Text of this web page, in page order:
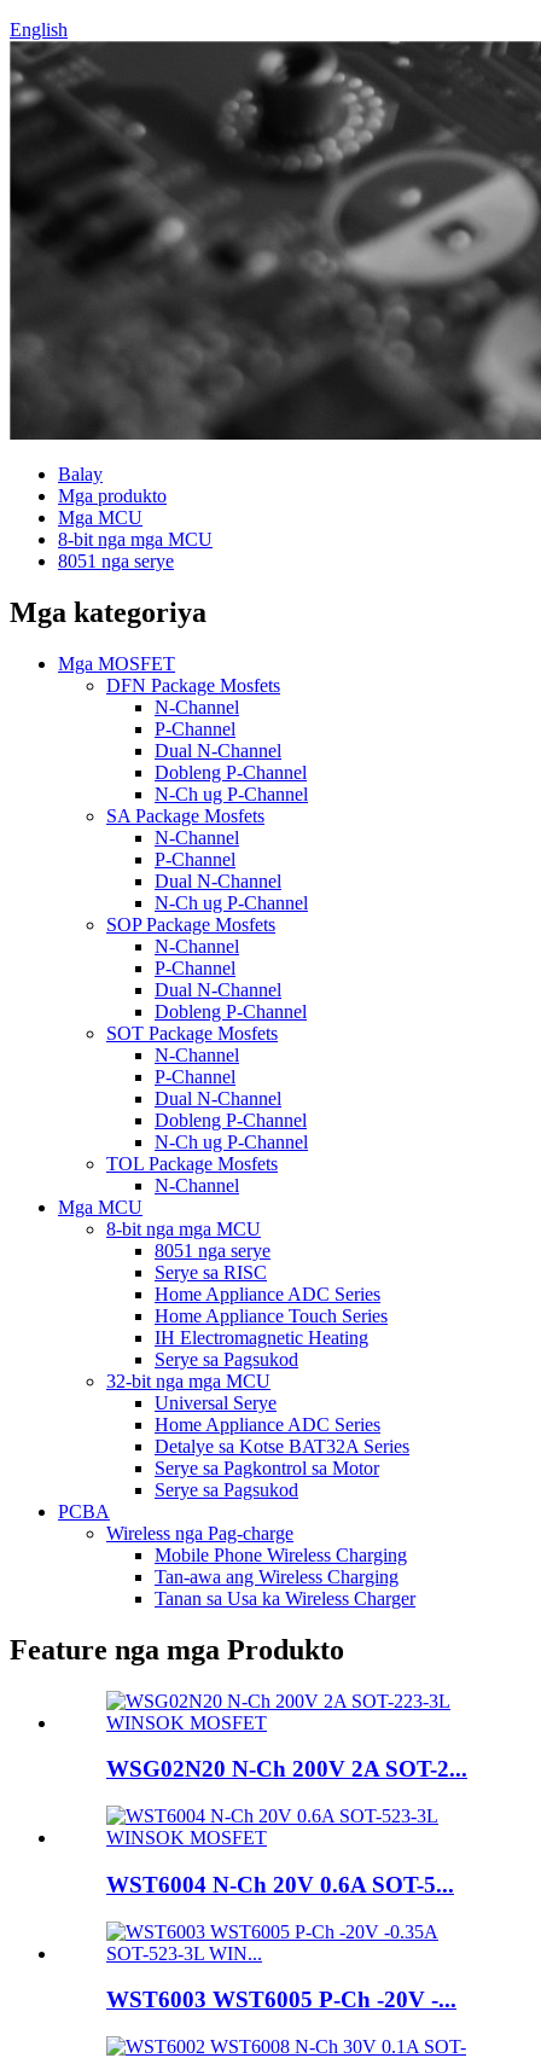
English
Balay
Mga produkto
Mga MCU
8-bit nga mga MCU
8051 nga serye
Mga kategoriya
Mga MOSFET
DFN Package Mosfets
N-Channel
P-Channel
Dual N-Channel
Dobleng P-Channel
N-Ch ug P-Channel
SA Package Mosfets
N-Channel
P-Channel
Dual N-Channel
N-Ch ug P-Channel
SOP Package Mosfets
N-Channel
P-Channel
Dual N-Channel
Dobleng P-Channel
SOT Package Mosfets
N-Channel
P-Channel
Dual N-Channel
Dobleng P-Channel
N-Ch ug P-Channel
TOL Package Mosfets
N-Channel
Mga MCU
8-bit nga mga MCU
8051 nga serye
Serye sa RISC
Home Appliance ADC Series
Home Appliance Touch Series
IH Electromagnetic Heating
Serye sa Pagsukod
32-bit nga mga MCU
Universal Serye
Home Appliance ADC Series
Detalye sa Kotse BAT32A Series
Serye sa Pagkontrol sa Motor
Serye sa Pagsukod
PCBA
Wireless nga Pag-charge
Mobile Phone Wireless Charging
Tan-awa ang Wireless Charging
Tanan sa Usa ka Wireless Charger
Feature nga mga Produkto
WSG02N20 N-Ch 200V 2A SOT-2...
WST6004 N-Ch 20V 0.6A SOT-5...
WST6003 WST6005 P-Ch -20V -...